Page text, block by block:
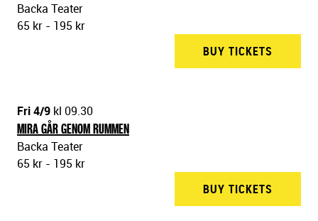
Backa Teater
65 kr - 195 kr
BUY TICKETS
Fri 4/9 kl 09.30
MIRA GÅR GENOM RUMMEN
Backa Teater
65 kr - 195 kr
BUY TICKETS